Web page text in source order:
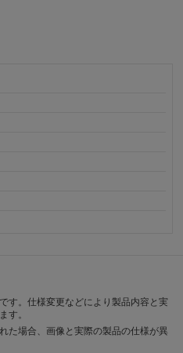
す。仕様変更などにより製品内容と実
す。
た場合、画像と実際の製品の仕様が異